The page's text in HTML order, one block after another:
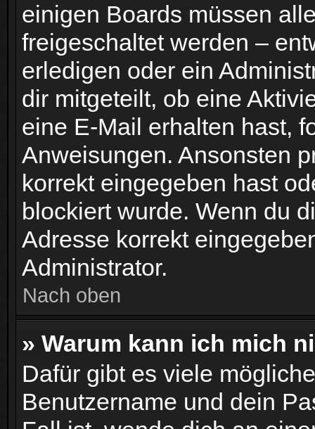
einigen Boards müssen
freigeschaltet werden –
erledigen oder ein
dir mitgeteilt, ob eine
eine E-Mail erhalten hast,
Anweisungen. Ansonsten
korrekt eingegeben hast
blockiert wurde. Wenn du
Adresse korrekt
Administrator.
Nach oben
» Warum kann ich mich
Dafür gibt es viele
Benutzername und dein